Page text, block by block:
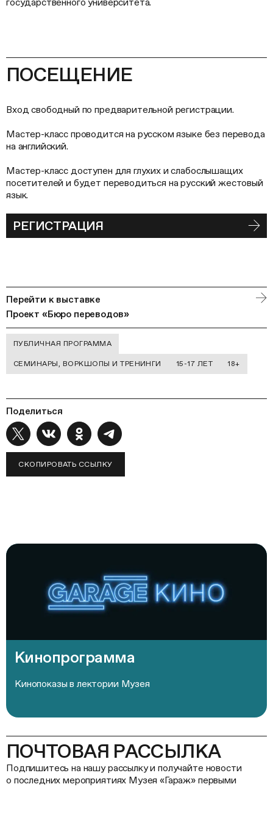
ПОСЕЩЕНИЕ
Вход свободный по предварительной регистрации.
Мастер-класс проводится на русском языке без перевода
на английский.
Мастер-класс доступен для глухих и слабослышащих
посетителей и будет переводиться на русский жестовый
язык.
РЕГИСТРАЦИЯ
Перейти к выставке
Проект «Бюро переводов»
ПУБЛИЧНАЯ ПРОГРАММА
СЕМИНАРЫ, ВОРКШОПЫ И ТРЕНИНГИ 15-17 ЛЕТ 18+
Поделиться
СКОПИРОВАТЬ ССЫЛКУ
Кинопрограмма
Кинопоказы в лектории Музея
ПОЧТОВАЯ РАССЫЛКА
Подпишитесь на нашу рассылку и получайте новости
о последних мероприятиях Музея «Гараж» первыми